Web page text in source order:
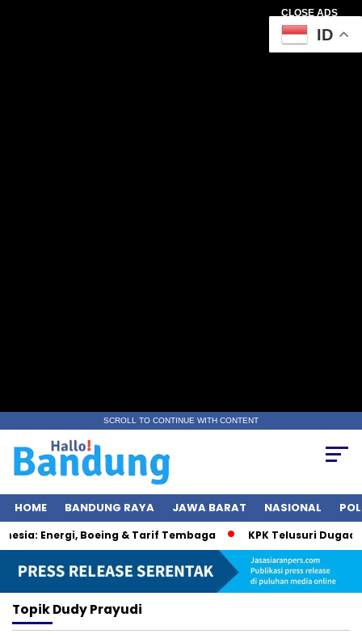
CLOSE ADS
SCROLL TO CONTINUE WITH CONTENT
HOME BANDUNG RAYA JAWA BARAT NASIONAL
Energi, Boeing & Tarif Tembaga KPK Telusuri
TopikDudy Prayudi
ID